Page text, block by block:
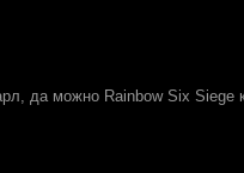
да можно Rainbow Six Siege